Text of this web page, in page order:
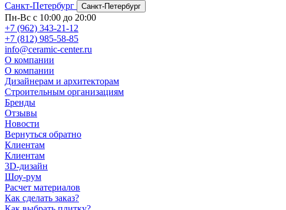
Санкт-Петербург
Санкт-Петербург
Пн-Вс с 10:00 до 20:00
+7 (962) 343-21-12
+7 (812) 985-58-85
info@ceramic-center.ru
О компании
О компании
Дизайнерам и архитекторам
Строительным организациям
Бренды
Отзывы
Новости
Вернуться обратно
Клиентам
Клиентам
3D-дизайн
Шоу-рум
Расчет материалов
Как сделать заказ?